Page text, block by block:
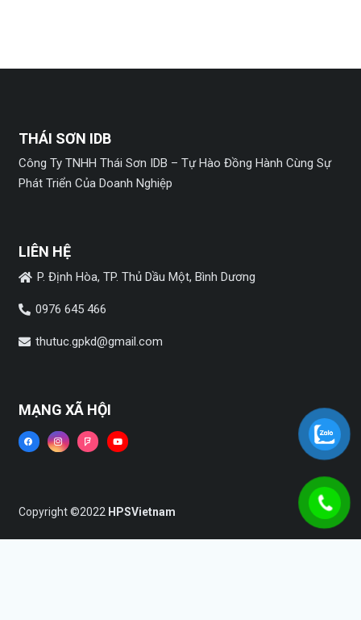
THÁI SƠN IDB
Công Ty TNHH Thái Sơn IDB – Tự Hào Đồng Hành Cùng Sự
Phát Triển Của Doanh Nghiệp
LIÊN HỆ
P. Định Hòa, TP. Thủ Dầu Một, Bình Dương
0976 645 466
thutuc.gpkd@gmail.com
MẠNG XÃ HỘI
Copyright ©2022 HPSVietnam